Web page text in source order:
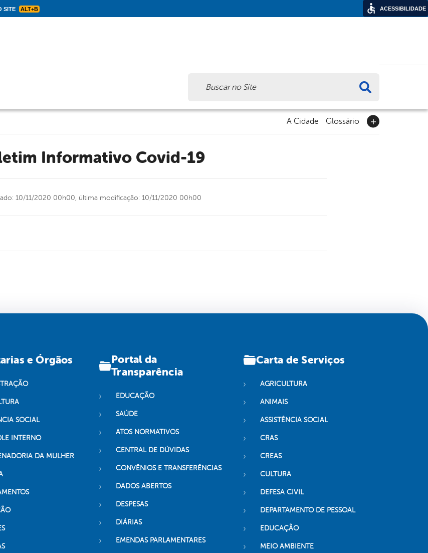
SITE ALT+B
A Cidade Glossário
Informativo Covid-19
10/11/2020 00h00, última modificação: 10/11/2020 00h00
e Órgãos
SOCIAL
INTERNO
DA MULHER
Portal da
Transparência
EDUCAÇÃO
SAÚDE
ATOS NORMATIVOS
CENTRAL DE DÚVIDAS
CONVÊNIOS E TRANSFERÊNCIAS
DADOS ABERTOS
DESPESAS
DIÁRIAS
EMENDAS PARLAMENTARES
Carta de Serviços
AGRICULTURA
ANIMAIS
ASSISTÊNCIA SOCIAL
CRAS
CREAS
CULTURA
DEFESA CIVIL
DEPARTAMENTO DE PESSOAL
EDUCAÇÃO
MEIO AMBIENTE
ACESSIBILIDADE